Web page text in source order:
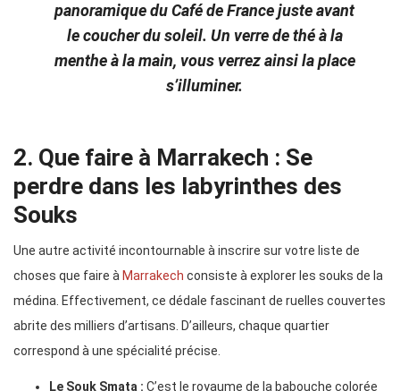
panoramique du Café de France juste avant
le coucher du soleil. Un verre de thé à la
menthe à la main, vous verrez ainsi la place
s’illuminer.
2. Que faire à Marrakech : Se
perdre dans les labyrinthes des
Souks
Une autre activité incontournable à inscrire sur votre liste de
choses que faire à Marrakech consiste à explorer les souks de la
médina. Effectivement, ce dédale fascinant de ruelles couvertes
abrite des milliers d’artisans. D’ailleurs, chaque quartier
correspond à une spécialité précise.
Le Souk Smata : C’est le royaume de la babouche colorée